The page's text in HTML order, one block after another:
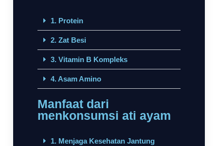
1. Protein
2. Zat Besi
3. Vitamin B Kompleks
4. Asam Amino
Manfaat dari
menkonsumsi ati ayam
1. Menjaga Kesehatan Jantung